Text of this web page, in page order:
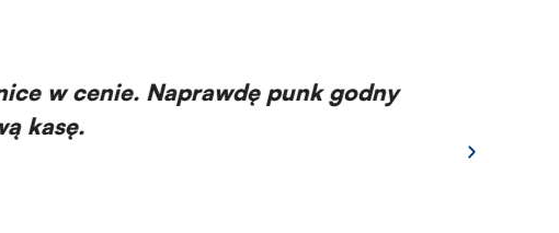
w cenie. Naprawdę punk godny
kasę.